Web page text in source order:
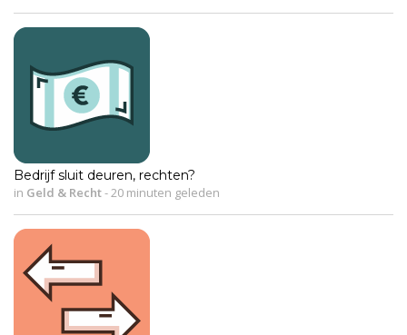
Bedrijf sluit deuren, rechten?
in Geld & Recht-20 minuten geleden